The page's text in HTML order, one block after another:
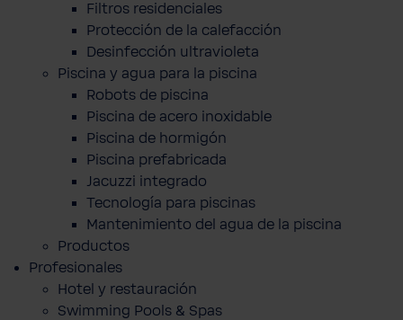
Filtros residenciales
Protección de la calefacción
Desinfección ultravioleta
Piscina y agua para la piscina
Robots de piscina
Piscina de acero inoxidable
Piscina de hormigón
Piscina prefabricada
Jacuzzi integrado
Tecnología para piscinas
Mantenimiento del agua de la piscina
Productos
Profesionales
Hotel y restauración
Swimming Pools & Spas